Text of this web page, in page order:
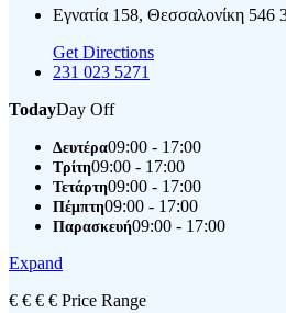
Εγνατία 158, Θεσσαλονίκη 546
Get Directions
231 023 5271
TodayDay Off
Δευτέρα09:00 - 17:00
Τρίτη09:00 - 17:00
Τετάρτη09:00 - 17:00
Πέμπτη09:00 - 17:00
Παρασκευή09:00 - 17:00
Expand
€ € € € Price Range